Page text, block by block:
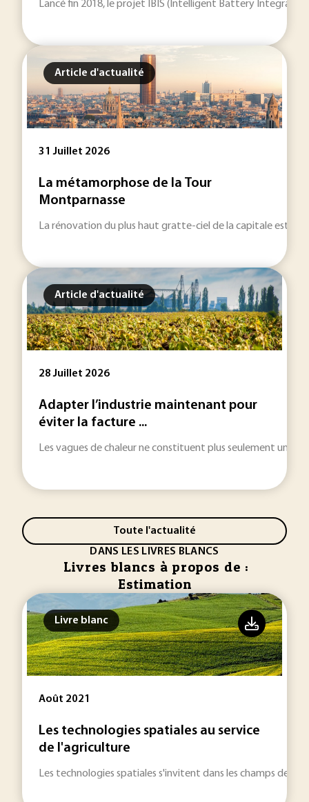
Lancé fin 2018, le projet IBIS (Intelligent Battery
Article d'actualité
31 Juillet 2026
La métamorphose de la Tour
Montparnasse
La rénovation du plus haut gratte-ciel de la capitale est
Article d'actualité
28 Juillet 2026
Adapter l’industrie maintenant pour
éviter la facture ...
Les vagues de chaleur ne constituent plus seulement une
Toute l'actualité
DANS LES LIVRES BLANCS
Livres blancs à propos de :
Estimation
Livre blanc
Août 2021
Les technologies spatiales au service
de l'agriculture
Les technologies spatiales s'invitent dans les champs des